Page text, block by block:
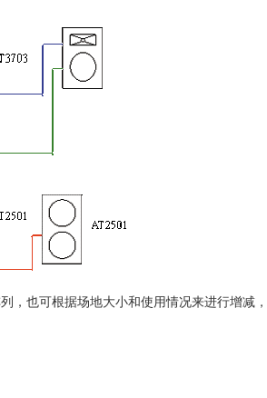
，也可根据场地大小和使用情况来进行增减